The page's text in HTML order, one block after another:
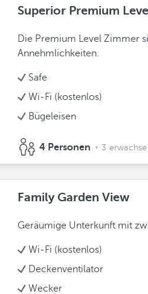
Superior Premium
Die Premium Level Zimmer
Annehmlichkeiten.
Safe
Wi-Fi (kostenlos)
Bügeleisen
4 Personen 3
Family Garden View
Geräumige Unterkunft mit
Wi-Fi (kostenlos)
Deckenventilator
Wecker